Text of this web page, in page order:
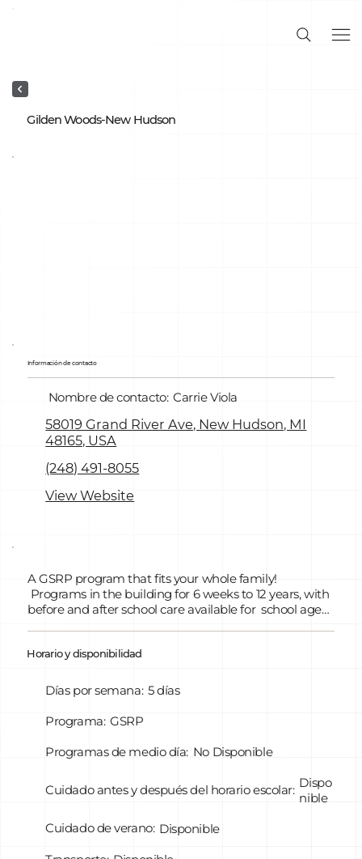
A GSRP program that fits your whole family!
Programs in the building for 6 weeks to 12 years, with
before and after school care available for school aged
Horario y disponibilidad
Días por semana: 5 días
Programa: GSRP
Programas de medio día: No Disponible
Cuidado antes y después del horario escolar: Dispo
nible
Cuidado de verano: Disponible
Información de contacto
Nombre de contacto: Carrie Viola
58019 Grand River Ave, New Hudson, MI
48165, USA
(248) 491-8055
View Website
Gilden Woods-New Hudson